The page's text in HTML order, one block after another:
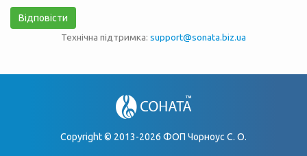
Відповісти
Технічна підтримка: support@sonata.biz.ua
Copyright © 2013-2026 ФОП Чорноус С. О.